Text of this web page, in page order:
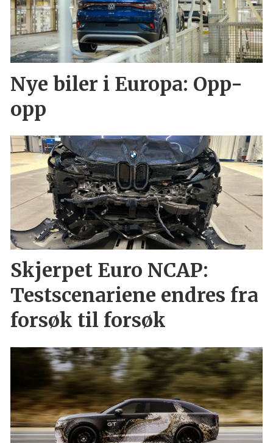
Nye biler i Europa: Opp-
opp
Skjerpet Euro NCAP:
Testscenariene endres fra
forsøk til forsøk